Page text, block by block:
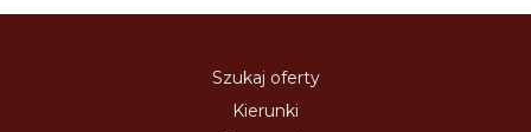
Szukaj oferty
Kierunki